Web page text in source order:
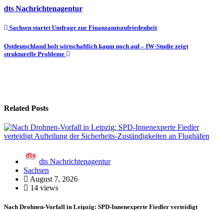
dts Nachrichtenagentur
Beitragsnavigation
Sachsen startet Umfrage zur Finanzamtszufriedenheit
Ostdeutschland holt wirtschaftlich kaum noch auf – IW-Studie zeigt
strukturelle Probleme
Related Posts
dts Nachrichtenagentur
Sachsen
August 7, 2026
14 views
Nach Drohnen-Vorfall in Leipzig: SPD-Innenexperte Fiedler verteidigt